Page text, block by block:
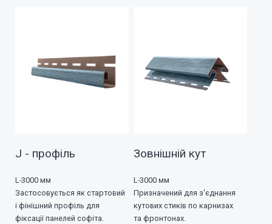
J - профіль
L-3000 мм
Застосовується як стартовий
і фінішний профіль для
фіксації панелей софіта.
Зовнішній кут
L-3000 мм
Призначений для з'єднання
кутових стиків по карнизах
та фронтонах.